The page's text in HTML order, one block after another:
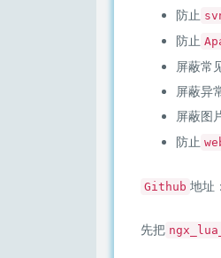
防止
防止
屏蔽常
屏蔽异
屏蔽图
防止
Github 地址
先把